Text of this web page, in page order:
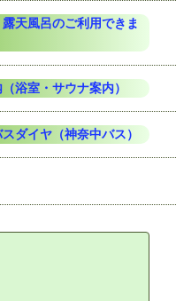
天風呂のご利用できま
浴室・サウナ案内）
ダイヤ（神奈中バス）